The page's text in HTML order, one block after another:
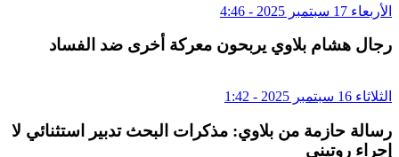
الأربعاء 17 سبتمبر 2025 - 4:46
رجال هشام بلاوي يربحون معركة أخرى ضد الفساد
الثلاثاء 16 سبتمبر 2025 - 1:42
رسالة حازمة من بلاوي: مذكرات البحث تدبير استثنائي لا
إجراء روتيني